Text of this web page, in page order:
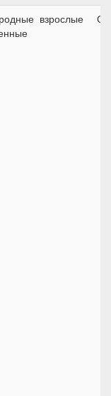
взрослые